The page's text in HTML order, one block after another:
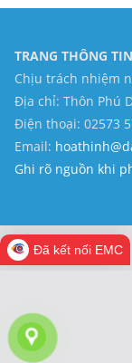
TRANG THÔNG
Chịu trách nhiệm
Địa chỉ: Thôn Phú
Điện thoại: 02573
Email:
Ghi rõ nguồn khi
Đã kết nối EMC